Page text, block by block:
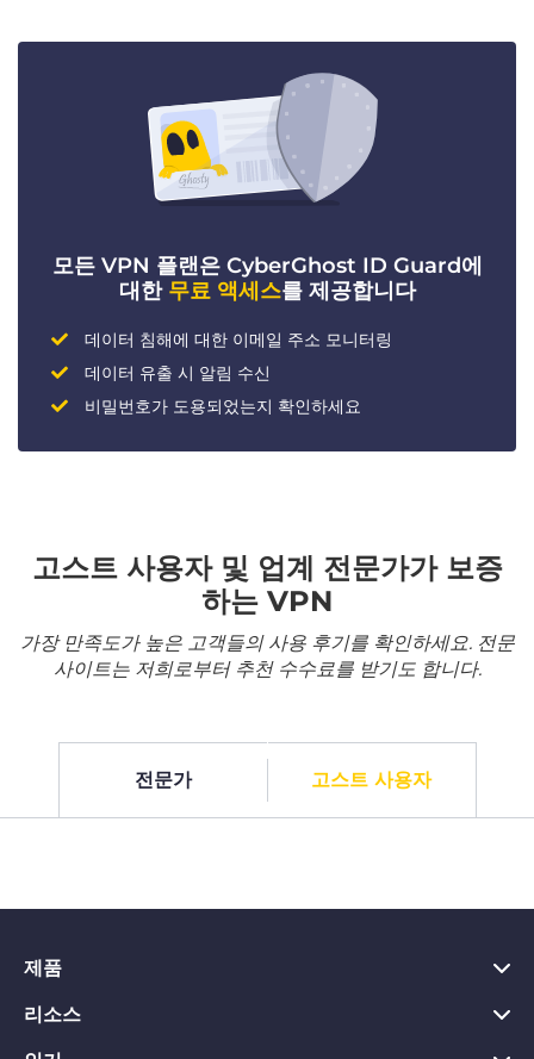
모든 VPN 플랜은 CyberGhost ID Guard에
대한 무료 액세스를 제공합니다
데이터 침해에 대한 이메일 주소 모니터링
데이터 유출 시 알림 수신
비밀번호가 도용되었는지 확인하세요
고스트 사용자 및 업계 전문가가 보증
하는 VPN
가장 만족도가 높은 고객들의 사용 후기를 확인하세요. 전문
사이트는 저희로부터 추천 수수료를 받기도 합니다.
전문가 고스트 사용자
제품
PC용 VPN
리소스